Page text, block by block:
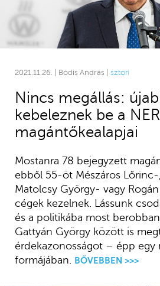
2021.11.26. | Bódis András | sztori
Nincs megállás:
kebeleznek be a
magántőkealapjai
Mostanra 78 bejegyzett
ebből 55-öt Mészáros Lőrinc-
Matolcsy György- vagy
cégek kezelnek. Lássunk
és a politikába most
Gattyán György között is
érdekazonosságot – épp egy
formájában.
BŐVEBBEN >>>